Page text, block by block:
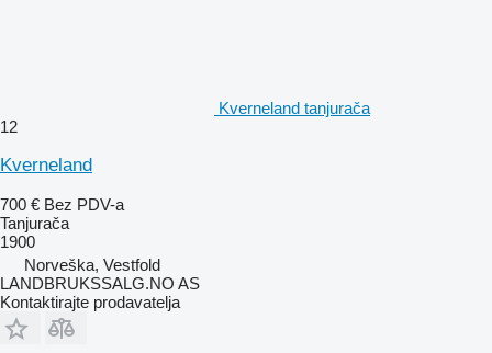
Kverneland tanjurača
12
Kverneland
700 € Bez PDV-a
Tanjurača
1900
Norveška, Vestfold
LANDBRUKSSALG.NO AS
Kontaktirajte prodavatelja